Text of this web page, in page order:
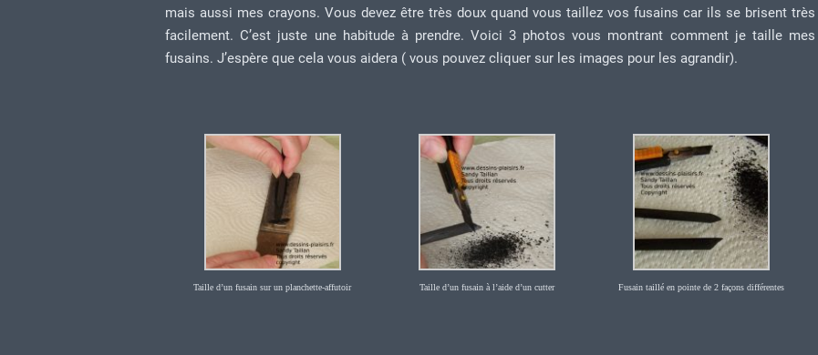
mais aussi mes crayons. Vous devez être très doux quand vous taillez vos fusains car ils se brisent très
facilement. C’est juste une habitude à prendre. Voici 3 photos vous montrant comment je taille mes
fusains. J’espère que cela vous aidera ( vous pouvez cliquer sur les images pour les agrandir).
Taille d’un fusain sur un planchette-affutoir Taille d’un fusain à l’aide d’un cutter Fusain taillé en pointe de 2 façons différentes